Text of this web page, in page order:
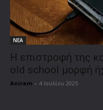
ΝΕΑ
Η επιστροφή της
old school μορφή
Aniram - 4 Ιουλίου 2025